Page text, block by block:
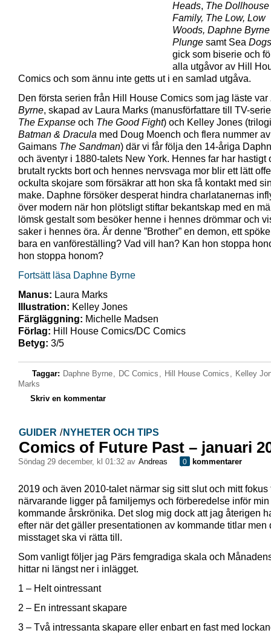
Heads, The Dollhouse
Family, The Low, Low
Woods, Daphne Byrne
Plunge samt Sea Dogs
gick som biserie och
alla utgåvor av Hill
Comics och som ännu inte getts ut i en samlad utgåva.
Den första serien från Hill House Comics som jag läste var
Byrne, skapad av Laura Marks (manusförfattare till TV-
The Expanse och The Good Fight) och Kelley Jones
Batman & Dracula med Doug Moench och flera nummer
Gaimans The Sandman) där vi får följa den 14-åriga
och äventyr i 1880-talets New York. Hennes far har hastigt
brutalt ryckts bort och hennes nervsvaga mor blir ett lätt
ockulta skojare som försäkrar att hon ska få kontakt med
make. Daphne försöker desperat hindra charlatanernas
över modern när hon plötsligt stiftar bekantskap med en
lömsk gestalt som besöker henne i hennes drömmar och
saker i hennes öra. Är denne ”Brother” en demon, ett
bara en vanföreställing? Vad vill han? Kan hon stoppa
hon stoppa honom?
Fortsätt läsa Daphne Byrne
Manus: Laura Marks
Illustration: Kelley Jones
Färgläggning: Michelle Madsen
Förlag: Hill House Comics/DC Comics
Betyg: 3/5
Taggar: Daphne Byrne, DC Comics , Hill House Comics , Kelley
Marks
Skriv en kommentar
GUIDER / NYHETER OCH TIPS
Comics of Future Past – januari
söndag 29 december, kl 01:32 av Andreas 0 kommentarer
2019 och även 2010-talet närmar sig sitt slut och mitt fokus
närvarande ligger på familjemys och förberedelse inför min
kommande årskrönika. Det slog mig dock att jag återigen
efter när det gäller presentationen av kommande titlar men
misstaget ska vi rätta till.
Som vanligt följer jag Pärs femgradiga skala och
hittar ni längst ner i inlägget.
1 – Helt ointressant
2 – En intressant skapare
3 – Två intressanta skapare eller enbart en fast med